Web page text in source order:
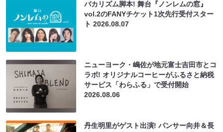
バカリズム脚本! 舞台『ノンレムの窓』
vol.2のFANYチケット1次先行受付スター
ト2026.08.07
ニューヨーク・嶋佐が地元富士吉田市とコ
ラボ! オリジナルコーヒーがふるさと納税
サービス「わらふる」で受付開始
2026.08.06
丹生明里がゲスト出演! パンサー向井＆長